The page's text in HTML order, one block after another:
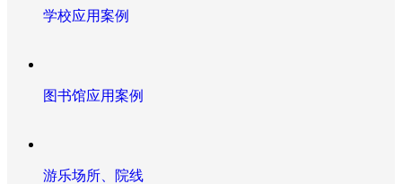
学校应用案例
图书馆应用案例
游乐场所、院线